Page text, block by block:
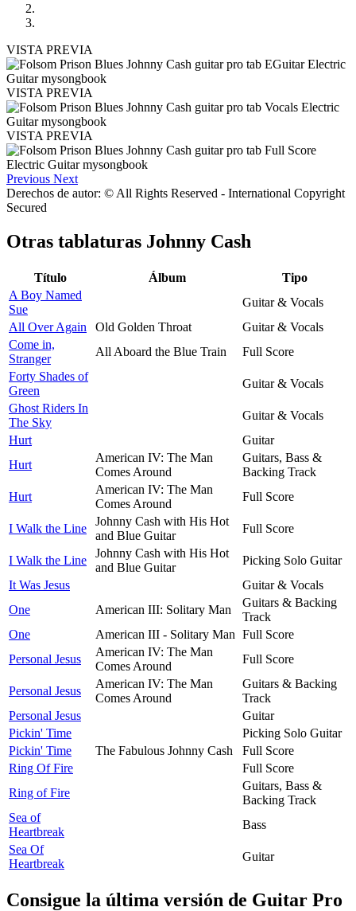
VISTA PREVIA
VISTA PREVIA
VISTA PREVIA
Previous Next
Derechos de autor: © All Rights Reserved - International Copyright
Secured
Otras tablaturas Johnny Cash
Título Álbum
Tipo
A Boy Named
Sue
Guitar & Vocals
All Over Again
Old Golden Throat
Guitar & Vocals
Come in,
Stranger
All Aboard the Blue Train
Full Score
Forty Shades of
Green
Guitar & Vocals
Ghost Riders In
The Sky
Guitar & Vocals
Hurt
Guitar
Hurt
American IV: The Man
Comes Around
Guitars, Bass &
Backing Track
Hurt
American IV: The Man
Comes Around
Full Score
I Walk the Line
Johnny Cash with His Hot
and Blue Guitar
Full Score
I Walk the Line
Johnny Cash with His Hot
and Blue Guitar
Picking Solo Guitar
It Was Jesus
Guitar & Vocals
One
American III: Solitary Man
Guitars & Backing
Track
One
American III - Solitary Man Full Score
Personal Jesus
American IV: The Man
Comes Around
Full Score
Personal Jesus
American IV: The Man
Comes Around
Guitars & Backing
Track
Personal Jesus
Guitar
Pickin' Time
Picking Solo Guitar
Pickin' Time
The Fabulous Johnny Cash
Full Score
Ring Of Fire
Full Score
Ring of Fire
Guitars, Bass &
Backing Track
Sea of
Heartbreak
Bass
Sea Of
Heartbreak
Guitar
Consigue la última versión de Guitar Pro